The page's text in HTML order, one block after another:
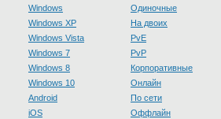
Windows
Windows XP
Windows Vista
Windows 7
Windows 8
Windows 10
Android
iOS
Одиночные
На двоих
PvE
PvP
Корпоративные
Онлайн
По сети
Оффлайн